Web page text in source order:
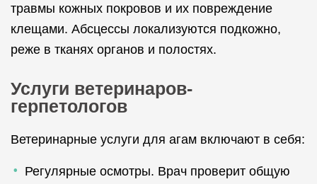
травмы кожных покровов и их повреждение
клещами. Абсцессы локализуются подкожно,
реже в тканях органов и полостях.
Услуги ветеринаров-
герпетологов
Ветеринарные услуги для агам включают в себя:
Регулярные осмотры. Врач проверит общую